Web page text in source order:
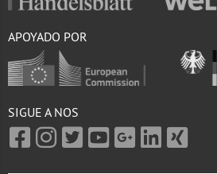
APOYADO POR
SIGUE A NOS